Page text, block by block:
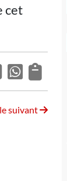
cet
suivant